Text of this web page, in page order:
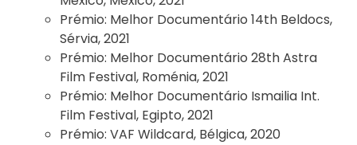
Prémio: Melhor Documentário 14th Beldocs,
Sérvia, 2021
Prémio: Melhor Documentário 28th Astra
Film Festival, Roménia, 2021
Prémio: Melhor Documentário Ismailia Int.
Film Festival, Egipto, 2021
Prémio: VAF Wildcard, Bélgica, 2020